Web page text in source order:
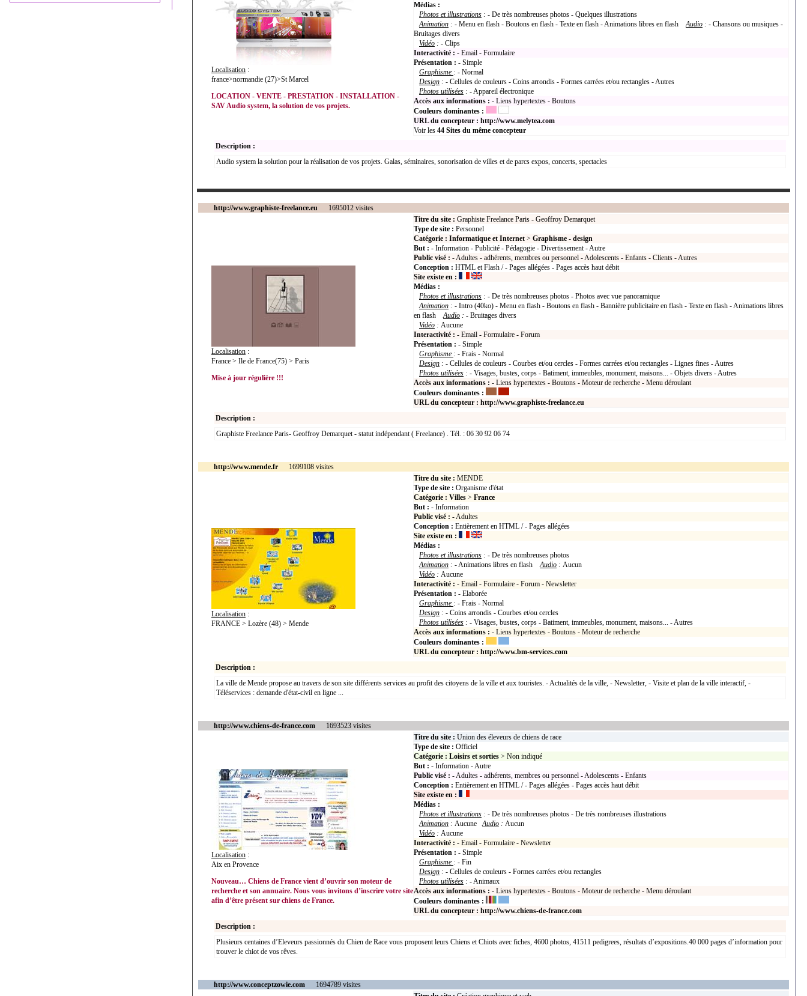
Localisation :
france>normandie (27)>St Marcel
LOCATION - VENTE - PRESTATION - INSTALLATION -
SAV Audio system, la solution de vos projets.
Médias :
Photos et illustrations : - De très nombreuses photos - Quelques illustrations
Animation : - Menu en flash - Boutons en flash - Texte en flash - Animations libres en flashAudio : - Chansons ou musiques -
Bruitages divers
Vidéo : - Clips
Interactivité : - Email - Formulaire
Présentation : - Simple
Graphisme : - Normal
Design : - Cellules de couleurs - Coins arrondis - Formes carrées et/ou rectangles - Autres
Photos utilisées : - Appareil électronique
Accès aux informations : - Liens hypertextes - Boutons
Couleurs dominantes :
URL du concepteur : http://www.melytea.com
Voir les 44 Sites du même concepteur
Description :
Audio system la solution pour la réalisation de vos projets. Galas, séminaires, sonorisation de villes et de parcs expos, concerts, spectacles
http://www.graphiste-freelance.eu 1695012 visites
Localisation :
France > Ile de France(75) > Paris
Mise à jour régulière !!!
Titre du site : Graphiste Freelance Paris - Geoffroy Demarquet
Type de site : Personnel
Catégorie : Informatique et Internet > Graphisme - design
But : - Information - Publicité - Pédagogie - Divertissement - Autre
Public visé : - Adultes - adhérents, membres ou personnel - Adolescents - Enfants - Clients - Autres
Conception : HTML et Flash / - Pages allégées - Pages accès haut débit
Site existe en :
Médias :
Photos et illustrations : - De très nombreuses photos - Photos avec vue panoramique
Animation : - Intro (40ko) - Menu en flash - Boutons en flash - Bannière publicitaire en flash - Texte en flash - Animations libres
en flashAudio : - Bruitages divers
Vidéo : Aucune
Interactivité : - Email - Formulaire - Forum
Présentation : - Simple
Graphisme : - Frais - Normal
Design : - Cellules de couleurs - Courbes et/ou cercles - Formes carrées et/ou rectangles - Lignes fines - Autres
Photos utilisées : - Visages, bustes, corps - Batiment, immeubles, monument, maisons... - Objets divers - Autres
Accès aux informations : - Liens hypertextes - Boutons - Moteur de recherche - Menu déroulant
Couleurs dominantes :
URL du concepteur : http://www.graphiste-freelance.eu
Description :
Graphiste Freelance Paris- Geoffroy Demarquet - statut indépendant ( Freelance) . Tél. : 06 30 92 06 74
http://www.mende.fr 1699108 visites
Localisation :
FRANCE > Lozère (48) > Mende
Titre du site : MENDE
Type de site : Organisme d'état
Catégorie : Villes > France
But : - Information
Public visé : - Adultes
Conception : Entièrement en HTML / - Pages allégées
Site existe en :
Médias :
Photos et illustrations : - De très nombreuses photos
Animation : - Animations libres en flashAudio : Aucun
Vidéo : Aucune
Interactivité : - Email - Formulaire - Forum - Newsletter
Présentation : - Elaborée
Graphisme : - Frais - Normal
Design : - Coins arrondis - Courbes et/ou cercles
Photos utilisées : - Visages, bustes, corps - Batiment, immeubles, monument, maisons... - Autres
Accès aux informations : - Liens hypertextes - Boutons - Moteur de recherche
Couleurs dominantes :
URL du concepteur : http://www.bm-services.com
Description :
La ville de Mende propose au travers de son site différents services au profit des citoyens de la ville et aux touristes. - Actualités de la ville, - Newsletter, - Visite et plan de la ville interactif, -
Téléservices : demande d'état-civil en ligne ...
http://www.chiens-de-france.com 1693523 visites
Localisation :
Aix en Provence
Nouveau… Chiens de France vient d’ouvrir son moteur de
recherche et son annuaire. Nous vous invitons d’inscrire votre site
afin d’être présent sur chiens de France.
Titre du site : Union des éleveurs de chiens de race
Type de site : Officiel
Catégorie : Loisirs et sorties > Non indiqué
But : - Information - Autre
Public visé : - Adultes - adhérents, membres ou personnel - Adolescents - Enfants
Conception : Entièrement en HTML / - Pages allégées - Pages accès haut débit
Site existe en :
Médias :
Photos et illustrations : - De très nombreuses photos - De très nombreuses illustrations
Animation : AucuneAudio : Aucun
Vidéo : Aucune
Interactivité : - Email - Formulaire - Newsletter
Présentation : - Simple
Graphisme : - Fin
Design : - Cellules de couleurs - Formes carrées et/ou rectangles
Photos utilisées : - Animaux
Accès aux informations : - Liens hypertextes - Boutons - Moteur de recherche - Menu déroulant
Couleurs dominantes :
URL du concepteur : http://www.chiens-de-france.com
Description :
Plusieurs centaines d’Eleveurs passionnés du Chien de Race vous proposent leurs Chiens et Chiots avec fiches, 4600 photos, 41511 pedigrees, résultats d’expositions.40 000 pages d’information pour
trouver le chiot de vos rêves.
http://www.conceptzowie.com 1694789 visites